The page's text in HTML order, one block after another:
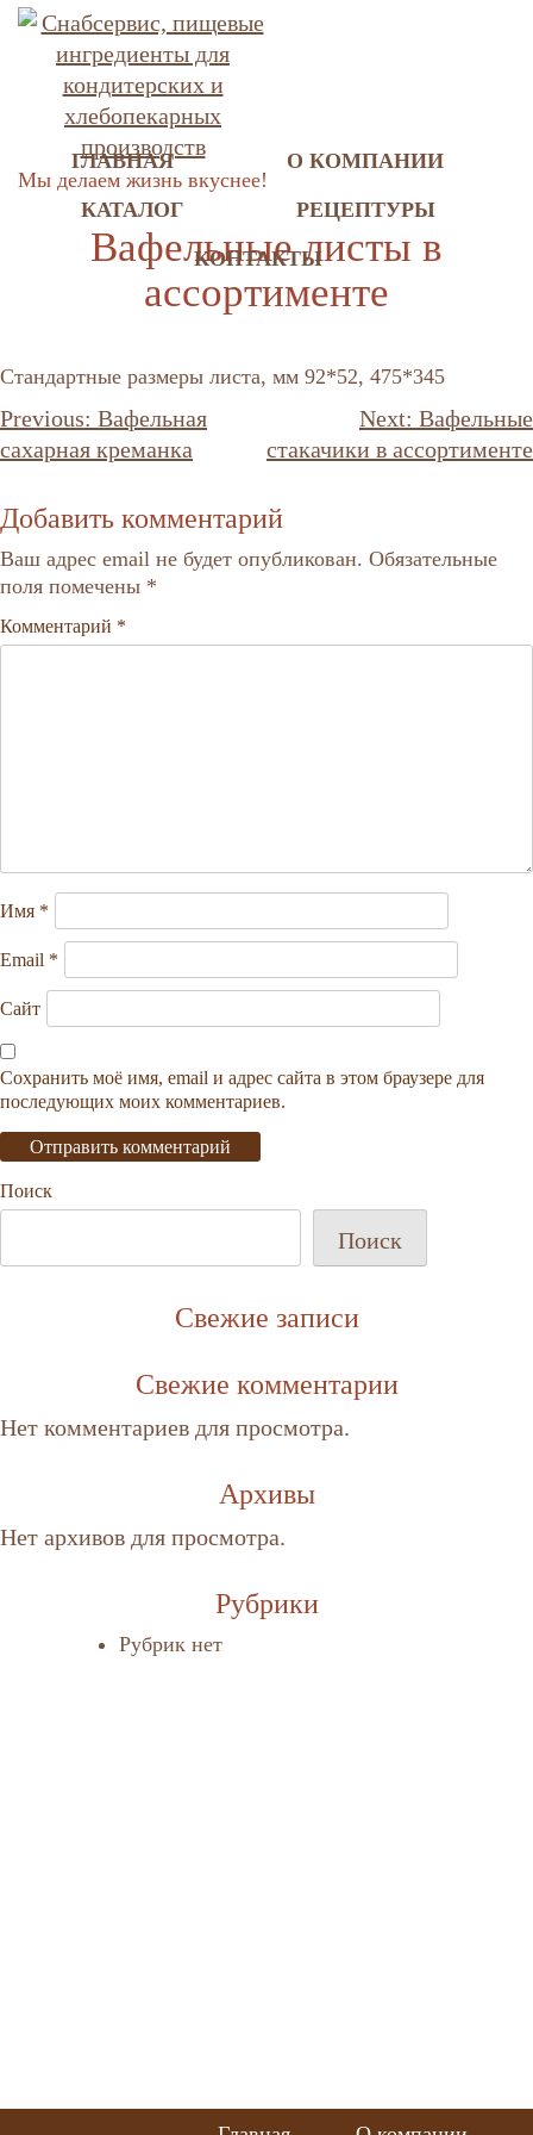
Мы делаем жизнь вкуснее!
ГЛАВНАЯ О КОМПАНИИ
КАТАЛОГ РЕЦЕПТУРЫ
КОНТАКТЫ
Вафельные листы в
ассортименте
Стандартные размеры листа, мм 92*52, 475*345
Навигация
по
Previous: Вафельная
сахарная креманка
Next: Вафельные
стакачики в ассортименте
Добавить комментарий
Ваш адрес email не будет опубликован. Обязательные
поля помечены *
Комментарий *
Имя *
Email *
Сайт
Сохранить моё имя, email и адрес сайта в этом браузере для
последующих моих комментариев.
Поиск
Поиск
Свежие записи
Свежие комментарии
Нет комментариев для просмотра.
Архивы
Нет архивов для просмотра.
Рубрики
Рубрик нет